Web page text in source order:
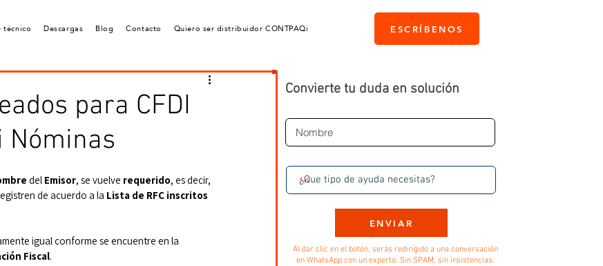
técnico Descargas Blog Contacto Quiero ser distribuidor CONTPAQi ESCRÍBENOS
para CFDI
Nóminas
del Emisor, se vuelve requerido, es decir,
de acuerdo a la Lista de RFC inscritos
igual conforme se encuentre en la
Fiscal.
Convierte tu duda en solución
ENVIAR
Al dar clic en el botón, serás redirigido a una conversación
en WhatsApp con un experto. Sin SPAM, sin insistencias.